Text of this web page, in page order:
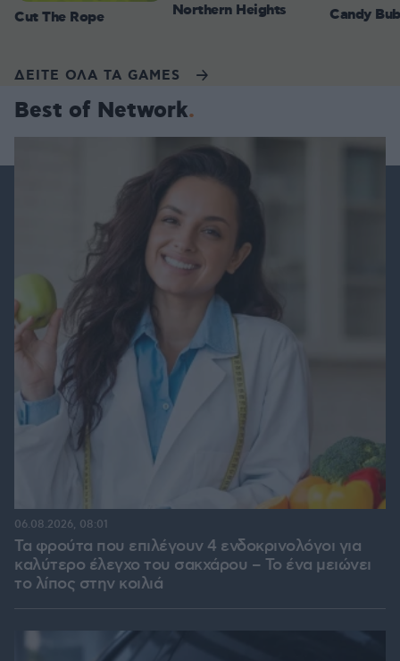
Cut The Rope Northern Heights Candy
ΔΕΙΤΕ ΟΛΑ ΤΑ GAMES
Best of Network
Τα φρούτα που επιλέγουν 4 ενδοκρινολόγοι για
καλύτερο έλεγχο του σακχάρου – Το ένα μειώνει
το λίπος στην κοιλιά
06.08.2026, 08:01